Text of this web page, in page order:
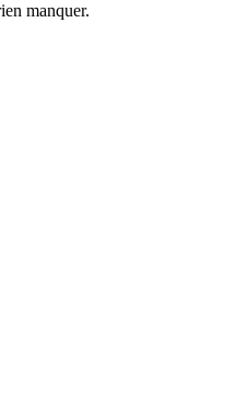
manquer.